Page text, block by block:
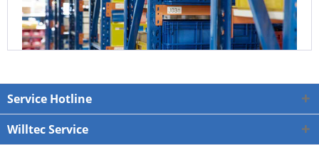
Service Hotline
Willtec Service